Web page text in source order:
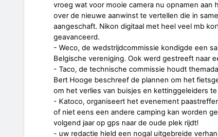
vroeg wat voor mooie camera nu opnamen aan
over de nieuwe aanwinst te vertellen die in
aangeschaft. Nikon digitaal met heel veel mb
geavanceerd.
- Weco, de wedstrijdcommissie kondigde een
Belgische vereniging. Ook werd gestreeft naar
- Taco, de technische commissie houdt
Bert Hooge beschreef de plannen om het
om het verlies van buisjes en kettinggeleiders
- Katoco, organiseert het evenement
of niet eens een andere camping kan worden
volgend jaar op gps naar de oude plek rijdt!
- uw redactie hield een nogal uitgebreide